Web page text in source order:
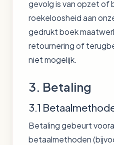
gevolg is van opzet of
roekeloosheid aan
gedrukt boek
retournering of
niet mogelijk.
3. Betaling
3.1
Betaling gebeurt
betaalmethoden